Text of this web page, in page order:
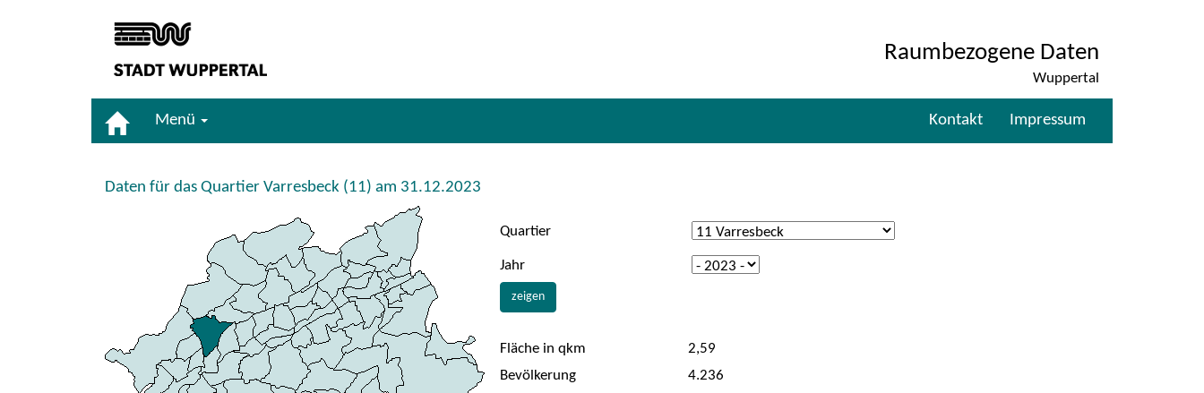
Raumbezogene Daten
Wuppertal
Menü Kontakt Impressum
Daten für das Quartier Varresbeck (11) am 31.12.2023
Quartier
Jahr
zeigen
Fläche in qkm
2,59
Bevölkerung
4.236